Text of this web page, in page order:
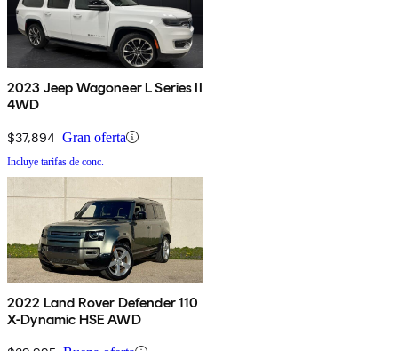
2023 Jeep Wagoneer L Series II
4WD
$37,894 Gran oferta
Incluye tarifas de conc.
2022 Land Rover Defender 110
X-Dynamic HSE AWD